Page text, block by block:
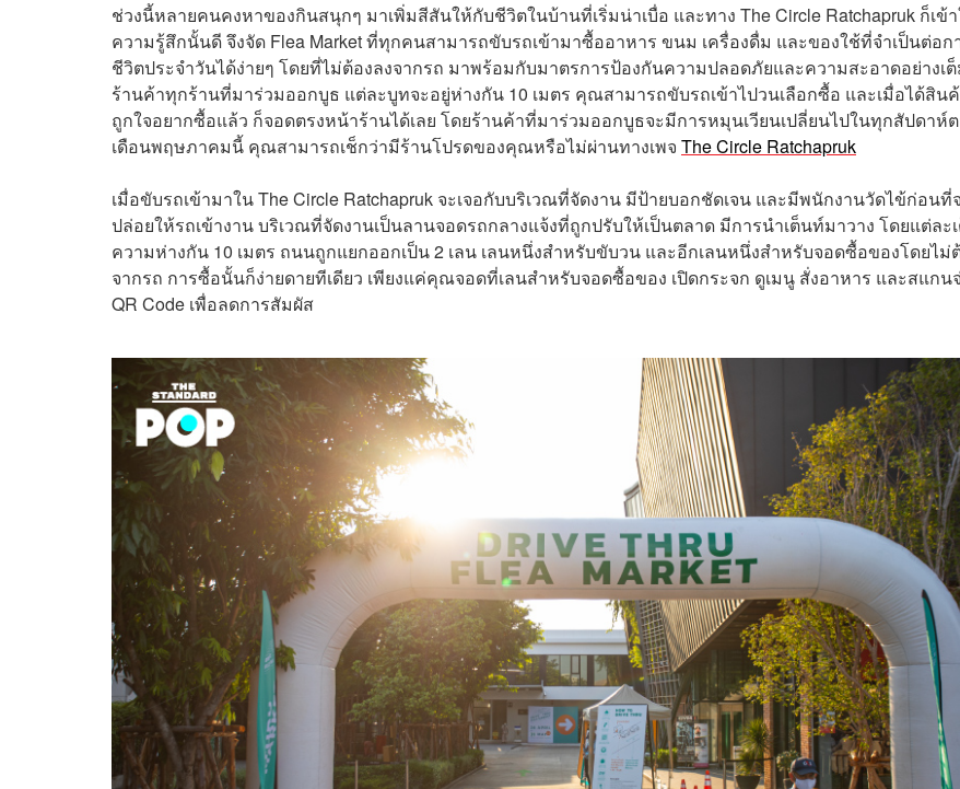
ช่วงนี้หลายคนคงหาของกินสนุกๆ มาเพิ่มสีสันให้กับชีวิตในบ้านที่เริ่มน่าเบื่อ และทาง The Circle Ratchapruk ก็เข้า
ความรู้สึกนั้นดี จึงจัด Flea Market ที่ทุกคนสามารถขับรถเข้ามาซื้ออาหาร ขนม เครื่องดื่ม และของใช้ที่จำเป็นต่อก
ชีวิตประจำวันได้ง่ายๆ โดยที่ไม่ต้องลงจากรถ มาพร้อมกับมาตรการป้องกันความปลอดภัยและความสะอาดอย่างเ
ร้านค้าทุกร้านที่มาร่วมออกบูธ แต่ละบูทจะอยู่ห่างกัน 10 เมตร คุณสามารถขับรถเข้าไปวนเลือกซื้อ และเมื่อได้สิน
ถูกใจอยากซื้อแล้ว ก็จอดตรงหน้าร้านได้เลย โดยร้านค้าที่มาร่วมออกบูธจะมีการหมุนเวียนเปลี่ยนไปในทุกสัปดาห์
เดือนพฤษภาคมนี้ คุณสามารถเช็กว่ามีร้านโปรดของคุณหรือไม่ผ่านทางเพจ The Circle Ratchapruk
เมื่อขับรถเข้ามาใน The Circle Ratchapruk จะเจอกับบริเวณที่จัดงาน มีป้ายบอกชัดเจน และมีพนักงานวัดไข้ก่อนที่
ปล่อยให้รถเข้างาน บริเวณที่จัดงานเป็นลานจอดรถกลางแจ้งที่ถูกปรับให้เป็นตลาด มีการนำเต็นท์มาวาง โดยแต่ละ
ความห่างกัน 10 เมตร ถนนถูกแยกออกเป็น 2 เลน เลนหนึ่งสำหรับขับวน และอีกเลนหนึ่งสำหรับจอดซื้อของโดยไม่
จากรถ การซื้อนั้นก็ง่ายดายทีเดียว เพียงแค่คุณจอดที่เลนสำหรับจอดซื้อของ เปิดกระจก ดูเมนู สั่งอาหาร และสแกน
QR Code เพื่อลดการสัมผัส